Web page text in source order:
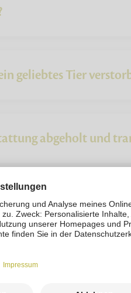
geliebtes Tier
abgeholt und
Pferdes?